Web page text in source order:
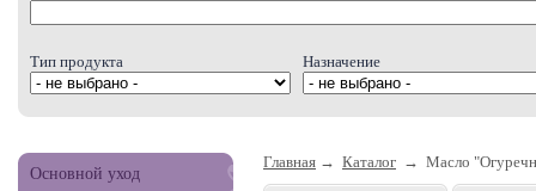
Тип продукта Назначение
Основной уход
Главная → Каталог → Масло